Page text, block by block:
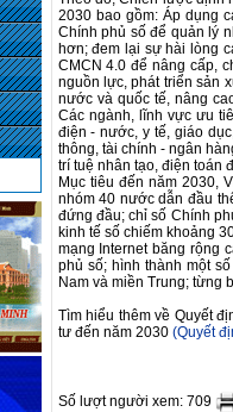
2030 bao gồm: Áp dụng
Chính phủ số để quản lý
hơn; đem lại sự hài lòng
CMCN 4.0 để nâng cấp,
nguồn lực, phát triển sản
nước và quốc tế, nâng
Các ngành, lĩnh vực ưu
điện - nước, y tế, giáo
thông, tài chính - ngân
trí tuệ nhân tạo, điện toán
Mục tiêu đến năm 2030,
nhóm 40 nước dẫn đầu
đứng đầu; chỉ số Chính
kinh tế số chiếm khoảng
mạng Internet băng rộng
phủ số; hình thành một
Nam và miền Trung;
Tìm hiểu thêm về Quyết
tư đến năm 2030 (Quyết
Số lượt người xem: 709